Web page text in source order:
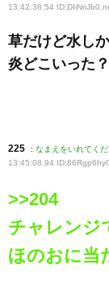
13:42:38.54 ID:DIiNriJb0
草だけど水し
炎どこいった？
225 : なまえをいれてく
13:45:08.94 ID:86Rgp6hy0
>>204
チャレンジ
ほのおに当